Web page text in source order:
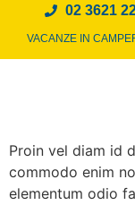
02 3621
VACANZE IN
Proin vel diam id
commodo enim
elementum odio